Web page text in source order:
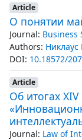
Article
О понятии
Journal: Business
Authors: Никлаус
DOI: 10.18572/
Article
Об итогах
Journal: Law of